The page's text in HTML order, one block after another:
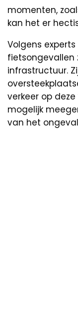
momenten,
kan het er
Volgens
fietsongevallen
infrastructuur.
verkeer op
mogelijk
van het